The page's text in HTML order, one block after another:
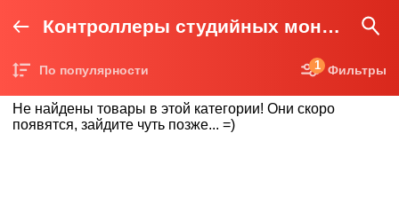
Контроллеры студийных мониторов
По популярности
Цена по возрастанию
Цена по убыванию
Фильтры
1
Не найдены товары в этой категории! Они скоро
появятся, зайдите чуть позже... =)